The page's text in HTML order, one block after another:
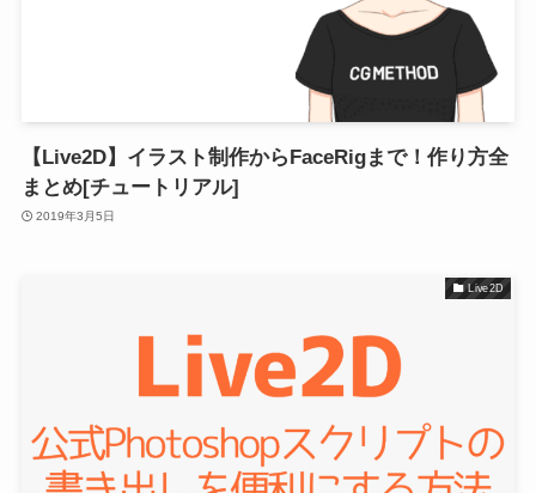
【Live2D】イラスト制作からFaceRigまで！作り方全
まとめ[チュートリアル]
2019年3月5日
Live2D